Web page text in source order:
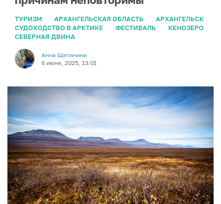
ТУРИЗМ АРХАНГЕЛЬСКАЯ ОБЛАСТЬ
АРХАНГЕЛЬСК
СУДОХОДСТВО В АРКТИКЕ
ФЕСТИВАЛЬ
КЕНОЗЕРО
СЕВЕРНАЯ ДВИНА
Анна Щетинина
6 июня, 2025, 13:01